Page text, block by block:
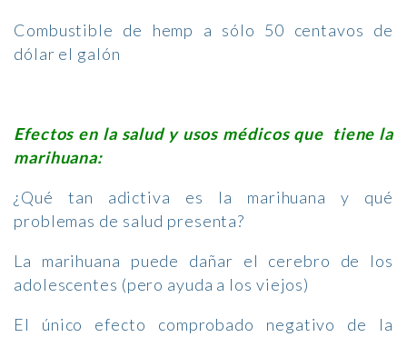
Combustible de hemp a sólo 50 centavos de
dólar el galón
Efectos en la salud y usos médicos que tiene la
marihuana:
¿Qué tan adictiva es la marihuana y qué
problemas de salud presenta?
La marihuana puede dañar el cerebro de los
adolescentes (pero ayuda a los viejos)
El único efecto comprobado negativo de la